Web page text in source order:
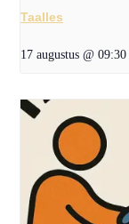
Taalles
17 augustus @ 09:30